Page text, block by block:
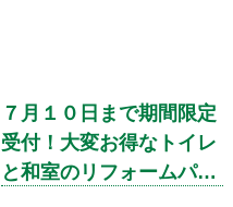
７月１０日まで期間限定
受付！大変お得なトイレ
と和室のリフォームパッ